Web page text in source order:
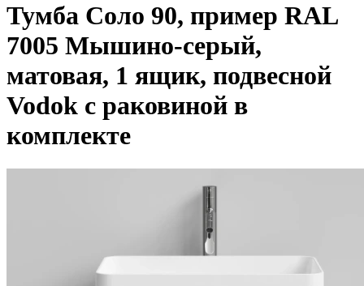
Тумба Соло 90, пример RAL
7005 Мышино-серый,
матовая, 1 ящик, подвесной
Vodok с раковиной в
комплекте